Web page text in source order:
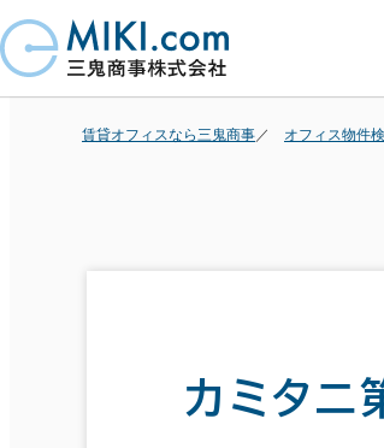
賃貸オフィスなら三鬼商事 オフィス物件
カミタニ